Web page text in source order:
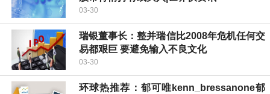
03-30
瑞银董事长：整并瑞信比2008年危机任何交
易都艰巨 要避免输入不良文化
03-30
环球热推荐：郁可唯kenn_bressanone郁